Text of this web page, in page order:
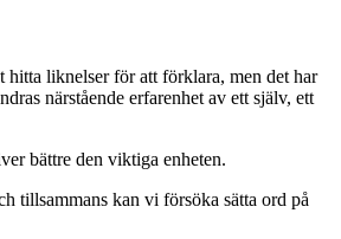
liknelser för att förklara, men det har
närstående erfarenhet av ett själv, ett
bättre den viktiga enheten.
tillsammans kan vi försöka sätta ord på